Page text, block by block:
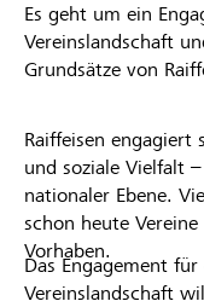
Es geht um ein
Vereinslandschaft
Grundsätze von
Raiffeisen
und soziale Vielfalt
nationaler Ebene.
schon heute
Vorhaben.
Das Engagement
Vereinslandschaft